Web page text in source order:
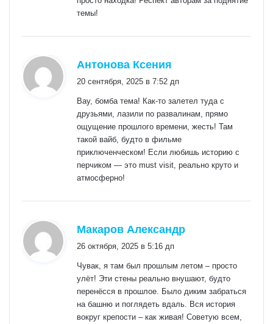
темы!
Антонова Ксения
20 сентября, 2025 в 7:52 дп
Вау, бомба тема! Как-то залетел туда с
друзьями, лазили по развалинам, прямо
ощущение прошлого времени, жесть! Там
такой вайб, будто в фильме
приключенческом! Если любишь историю с
перчиком — это must visit, реально круто и
атмосферно!
Макаров Александр
26 октября, 2025 в 5:16 дп
Чувак, я там был прошлым летом – просто
улёт! Эти стены реально внушают, будто
перенёсся в прошлое. Было диким забраться
на башню и поглядеть вдаль. Вся история
вокруг крепости – как живая! Советую всем,